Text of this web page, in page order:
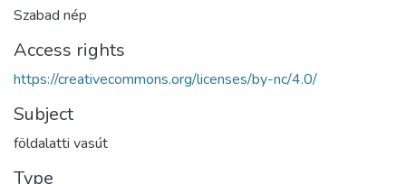
Szabad nép
Access rights
https://creativecommons.org/licenses/by-nc/4.0/
Subject
földalatti vasút
Type